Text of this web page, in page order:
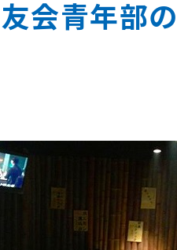
会青年部